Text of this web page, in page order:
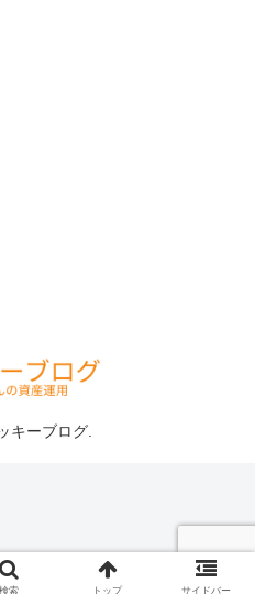
キーブログ.
検索 トップ サイドバー